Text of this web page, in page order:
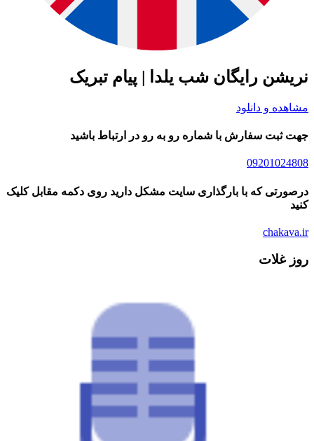
رایگان شب یلدا | پیام تبریک
و دانلود
ثبت سفارش با شماره رو به رو در ارتباط باشید
که با بارگذاری سایت مشکل دارید روی دکمه مقابل کلیک
غلات